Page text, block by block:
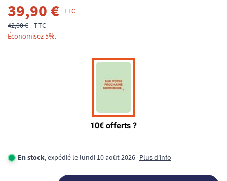
39,90 € TTC
42,00 €
TTC
Économisez 5%.
En stock, expédié le lundi 10 août 2026 Plus d'info